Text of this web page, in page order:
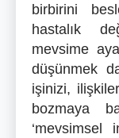
birbirini
hastalık
mevsime
düşünmek
işinizi,
bozmaya
‘mevsimsel